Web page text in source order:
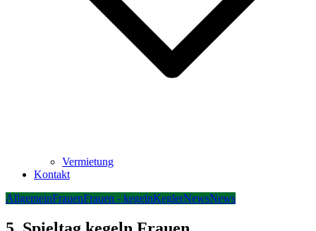
Vermietung
Kontakt
AllgemeinFrauenFrauen - kegelnKeglerNewsNews